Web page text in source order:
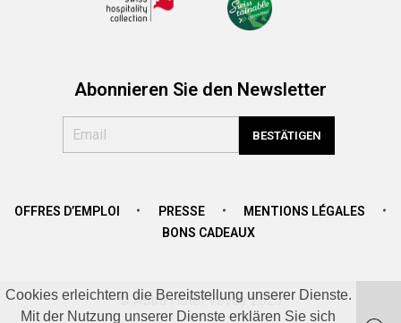
Abonnieren Sie den Newsletter
OFFRES D’EMPLOI PRESSE
MENTIONS LÉGALES
BONS CADEAUX
© Astra Hotel Vevey 2023
Cookies erleichtern die Bereitstellung unserer Dienste.
Mit der Nutzung unserer Dienste erklären Sie sich